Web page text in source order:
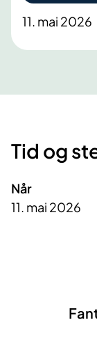
11. mai 2026
Tid og
Når
11. mai 2026